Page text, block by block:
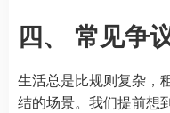
四、 常见争
生活总是比规则复杂，
结的场景。我们提前想